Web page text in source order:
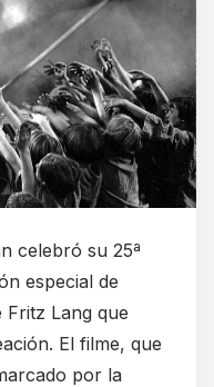
celebró su 25ª
especial de
Fritz Lang que
El filme, que
por la